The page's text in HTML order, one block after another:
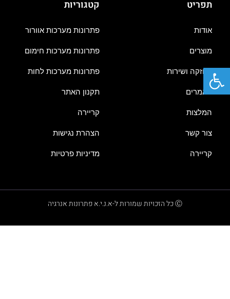
תפריט
אודות
מוצרים
אחזקה ושירות
מאמרים
המלצות
צור קשר
קריירה
קטגוריות
פתרונות מערכות אוורור
פתרונות מערכות חימום
פתרונות מערכות לחות
תקנון האתר
קריירה
הצהרת נגישות
מדיניות פרטיות
Ⓒ כל הזכויות שמורות ל-א.נ.י.א פתרונות אנרגיה
פתח סרגל נגישות